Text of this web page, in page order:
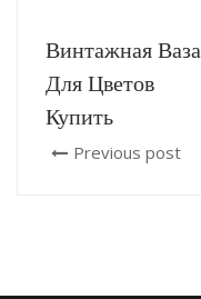
Винтажная Ваза
Для Цветов
Купить
Previous post